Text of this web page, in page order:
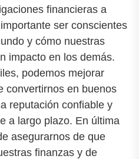
financieras a
ser conscientes
y cómo nuestras
impacto en los demás.
podemos mejorar
convertirnos en buenos
reputación confiable y
a largo plazo. En última
asegurarnos de que
finanzas y de